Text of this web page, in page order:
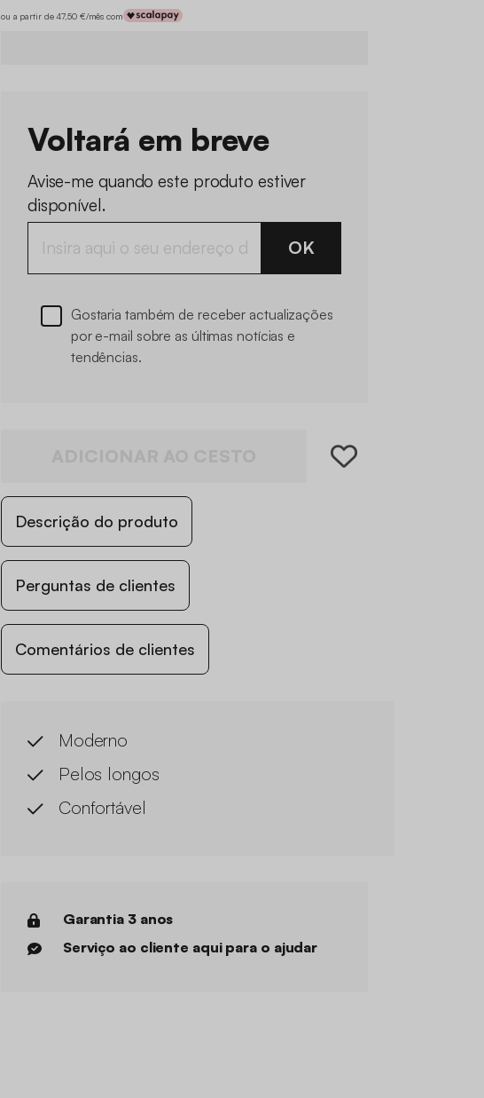
ou a partir de 47,50 €/mês com
Voltará em breve
Avise-me quando este produto estiver
disponível.
OK
Gostaria também de receber actualizações
por e-mail sobre as últimas notícias e
tendências.
Descrição do produto
Perguntas de clientes
Comentários de clientes
Moderno
Pelos longos
Confortável
Garantia 3 anos
Serviço ao cliente aqui para o ajudar